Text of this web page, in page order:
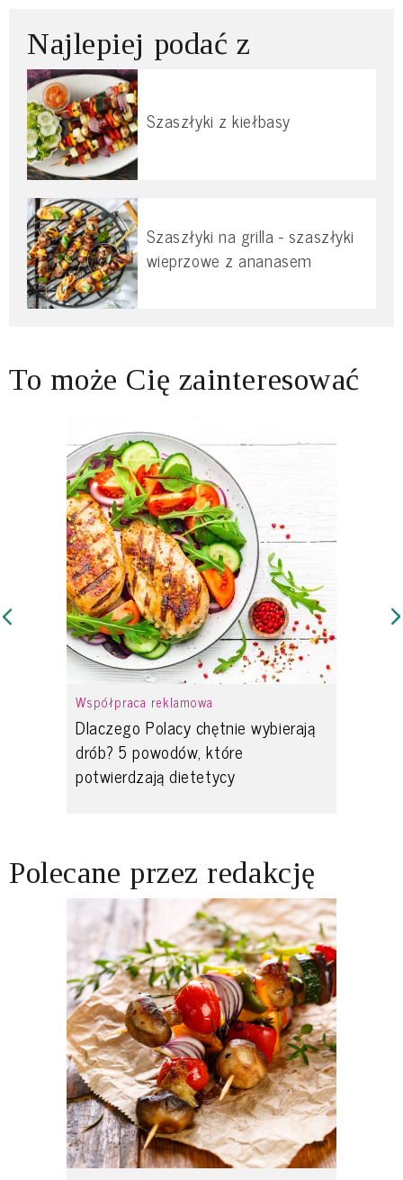
Najlepiej podać z
Szaszłyki z kiełbasy
Szaszłyki na grilla - szaszłyki
wieprzowe z ananasem
To może Cię zainteresować
Współpraca reklamowa
Dlaczego Polacy chętnie wybierają
drób? 5 powodów, które
potwierdzają dietetycy
Polecane przez redakcję